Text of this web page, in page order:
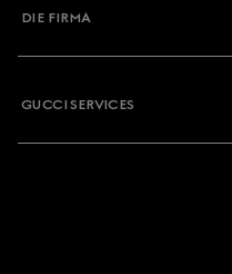
DIE FIRMA
GUCCI SERVICES